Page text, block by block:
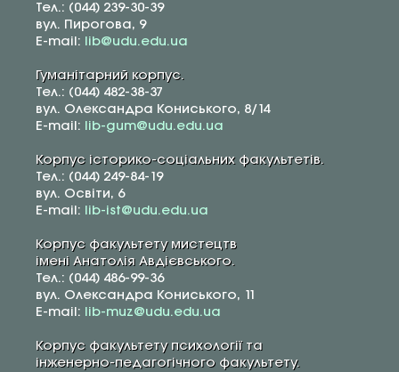
Тел.: (044) 239-30-39
вул. Пирогова, 9
E-mail:
lib@udu.edu.ua
Гуманітарний корпус.
Тел.: (044) 482-38-37
вул. Олександра Кониського, 8/14
E-mail:
lib-gum@udu.edu.ua
Корпус історико-соціальних факультетів.
Тел.: (044) 249-84-19
вул. Освіти, 6
E-mail:
lib-ist@udu.edu.ua
Корпус факультету мистецтв
імені Анатолія Авдієвського.
Тел.: (044) 486-99-36
вул. Олександра Кониського, 11
E-mail:
lib-muz@udu.edu.ua
Корпус факультету психології та
інженерно-педагогічного факультету.